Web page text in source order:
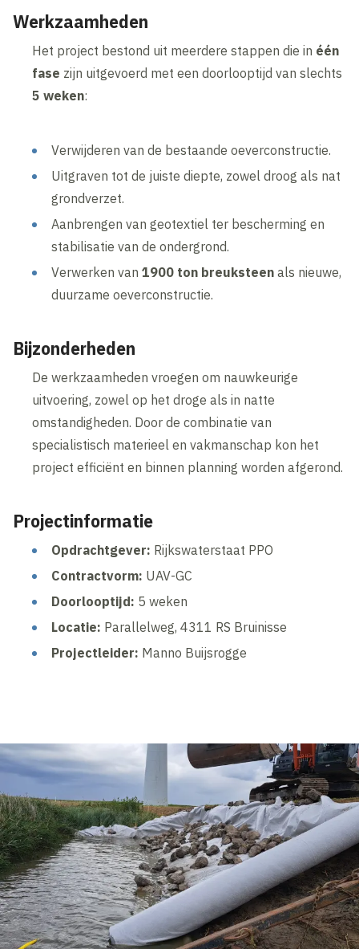
Werkzaamheden
Het project bestond uit meerdere stappen die in één
fase zijn uitgevoerd met een doorlooptijd van slechts
5 weken:
Verwijderen van de bestaande oeverconstructie.
Uitgraven tot de juiste diepte, zowel droog als nat
grondverzet.
Aanbrengen van geotextiel ter bescherming en
stabilisatie van de ondergrond.
Verwerken van1900 ton breuksteen als nieuwe,
duurzame oeverconstructie.
Bijzonderheden
De werkzaamheden vroegen om nauwkeurige
uitvoering, zowel op het droge als in natte
omstandigheden. Door de combinatie van
specialistisch materieel en vakmanschap kon het
project efficiënt en binnen planning worden afgerond.
Projectinformatie
Opdrachtgever: Rijkswaterstaat PPO
Contractvorm: UAV-GC
Doorlooptijd: 5 weken
Locatie: Parallelweg, 4311 RS Bruinisse
Projectleider: Manno Buijsrogge